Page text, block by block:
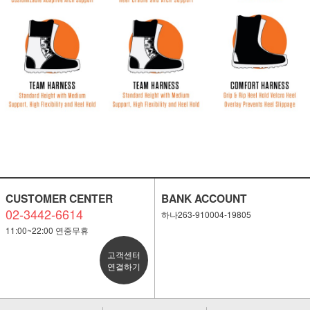
CUSTOMER CENTER
02-3442-6614
11:00~22:00 연중무휴
고객센터
연결하기
BANK ACCOUNT
하나263-910004-19805